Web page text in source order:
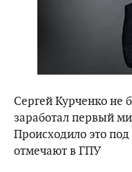
Сергей Курченко не
заработал первый
Происходило это
отмечают в ГПУ